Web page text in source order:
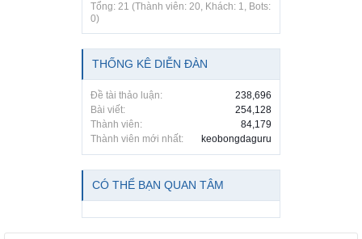
Tổng: 21 (Thành viên: 20, Khách: 1, Bots:
0)
THỐNG KÊ DIỄN ĐÀN
Đề tài thảo luận:
238,696
Bài viết:
254,128
Thành viên:
84,179
Thành viên mới nhất:
keobongdaguru
CÓ THỂ BẠN QUAN TÂM